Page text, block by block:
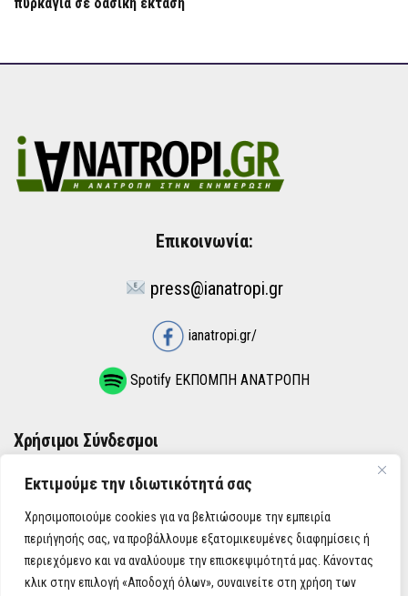
Εκτιμούμε την ιδιωτικότητά σας
Χρησιμοποιούμε cookies για να βελτιώσουμε την εμπειρία
περιήγησής σας, να προβάλλουμε εξατομικευμένες διαφημίσεις ή
περιεχόμενο και να αναλύουμε την επισκεψιμότητά μας. Κάνοντας
κλικ στην επιλογή «Αποδοχή όλων», συναινείτε στη χρήση των
Επικοινωνία:
press@ianatropi.gr
ianatropi.gr/
Spotify ΕΚΠΟΜΠΗ ΑΝΑΤΡΟΠΗ
Χρήσιμοι Σύνδεσμοι
ΌΡΟΙ ΧΡΉΣΗΣ
ΠΟΛΙΤΙΚΉ ΑΠΟΡΡΉΤΟΥ